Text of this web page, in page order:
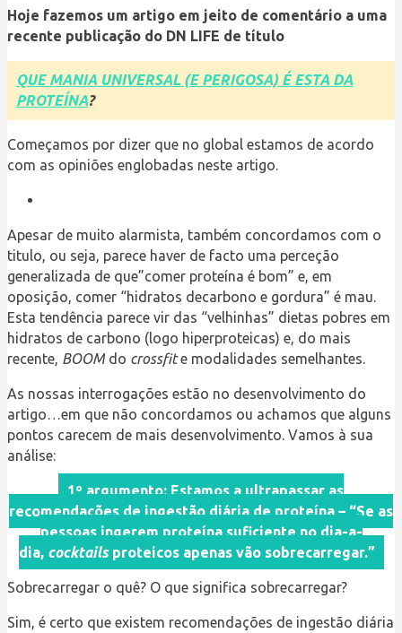
Hoje fazemos um artigo em jeito de comentário a uma
recente publicação do DN LIFE de título
QUE MANIA UNIVERSAL (E PERIGOSA) É ESTA DA
PROTEÍNA?
Começamos por dizer que no global estamos de acordo
com as opiniões englobadas neste artigo.
Apesar de muito alarmista, também concordamos com o
titulo, ou seja, parece haver de facto uma perceção
generalizada de que”comer proteína é bom” e, em
oposição, comer “hidratos decarbono e gordura” é mau.
Esta tendência parece vir das “velhinhas” dietas pobres em
hidratos de carbono (logo hiperproteicas) e, do mais
recente, BOOMdo crossfite modalidades semelhantes.
As nossas interrogações estão no desenvolvimento do
artigo…em que não concordamos ou achamos que alguns
pontos carecem de mais desenvolvimento. Vamos à sua
análise:
1º argumento: Estamos a ultrapassar as
recomendações de ingestão diária de proteína – “Se as
pessoas ingerem proteína suficiente no dia-a-
dia, cocktailsproteicos apenas vão sobrecarregar.”
Sobrecarregar o quê? O que significa sobrecarregar?
Sim, é certo que existem recomendações de ingestão diária